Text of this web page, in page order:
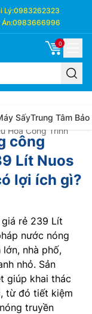
Lý:0983262323
Án:0983666996
0
SấyTrung Tâm Bảo
Hòa Công Trình
công
Lít Nuos
lợi ích gì?
rẻ 239 Lít
nước nóng
nhà phố,
nhỏ. Sản
giúp khai thác
từ đó tiết kiệm
truyền